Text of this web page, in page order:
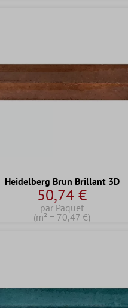
Heidelberg Brun Brillant 3D
50,74 €
par Paquet
(m² = 70,47 €)